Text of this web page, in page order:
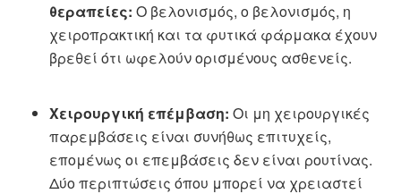
θεραπείες: Ο βελονισμός, ο βελονισμός, η
χειροπρακτική και τα φυτικά φάρμακα έχουν
βρεθεί ότι ωφελούν ορισμένους ασθενείς.
Χειρουργική επέμβαση: Οι μη χειρουργικές
παρεμβάσεις είναι συνήθως επιτυχείς,
επομένως οι επεμβάσεις δεν είναι ρουτίνας.
Δύο περιπτώσεις όπου μπορεί να χρειαστεί